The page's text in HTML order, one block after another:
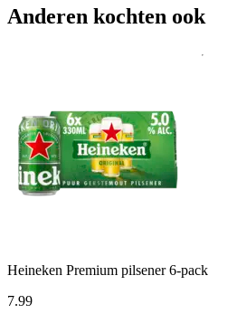
Anderen kochten ook
Heineken Premium pilsener 6-pack
7.99